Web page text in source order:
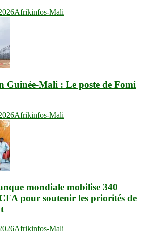
Afrikinfos-Mali
Guinée-Mali : Le poste de Fomi
Afrikinfos-Mali
mondiale mobilise 340
pour soutenir les priorités de
Afrikinfos-Mali